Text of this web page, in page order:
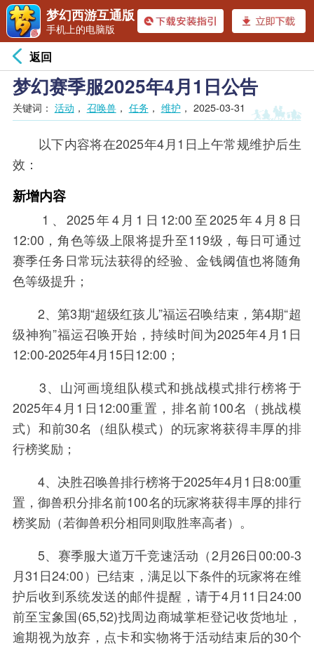
返回
梦幻赛季服2025年4月1日公告
关键词： 活动 ， 召唤兽， 任务 ， 维护 ， 2025-03-31
以下内容将在2025年4月1日上午常规维护后生
效：
新增内容
1、2025年4月1日12:00至2025年4月8日
12:00，角色等级上限将提升至119级，每日可通过
赛季任务日常玩法获得的经验、金钱阈值也将随角
色等级提升；
2、第3期“超级红孩儿”福运召唤结束，第4期“超
级神狗”福运召唤开始，持续时间为2025年4月1日
12:00-2025年4月15日12:00；
3、山河画境组队模式和挑战模式排行榜将于
2025年4月1日12:00重置，排名前100名（挑战模
式）和前30名（组队模式）的玩家将获得丰厚的排
行榜奖励；
4、决胜召唤兽排行榜将于2025年4月1日8:00重
置，御兽积分排名前100名的玩家将获得丰厚的排行
榜奖励（若御兽积分相同则取胜率高者）。
5、赛季服大道万千竞速活动（2月26日00:00-3
月31日24:00）已结束，满足以下条件的玩家将在维
护后收到系统发送的邮件提醒，请于4月11日24:00
前至宝象国(65,52)找周边商城掌柜登记收货地址，
逾期视为放弃，点卡和实物将于活动结束后的30个
梦幻西游互通版
手机上的电脑版